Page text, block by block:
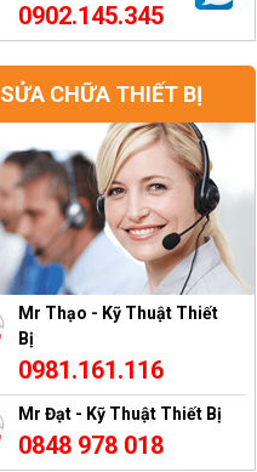
0902.145.345
SỬA CHỮA THIẾT BỊ
Mr Thạo - Kỹ Thuật Thiết
Bị
0981.161.116
Mr Đạt - Kỹ Thuật Thiết Bị
0848 978 018